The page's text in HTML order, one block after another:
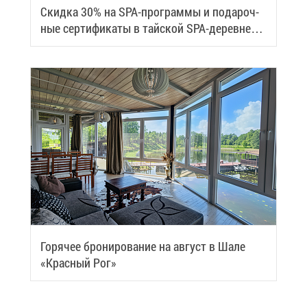
Скид­ка 30% на SPA-про­грам­мы и по­да­роч­
ные сер­ти­фи­ка­ты в тай­ской SPA-де­ревне
Samui
Го­ря­чее бро­ни­ро­ва­ние на ав­густ в Ша­ле
«Крас­ный Рог»